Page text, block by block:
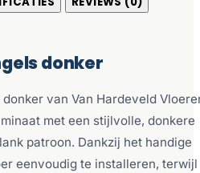
donker
donker van Van Hardeveld
met een stijlvolle, donkere
patroon. Dankzij het handige
eenvoudig te installeren, terwijl